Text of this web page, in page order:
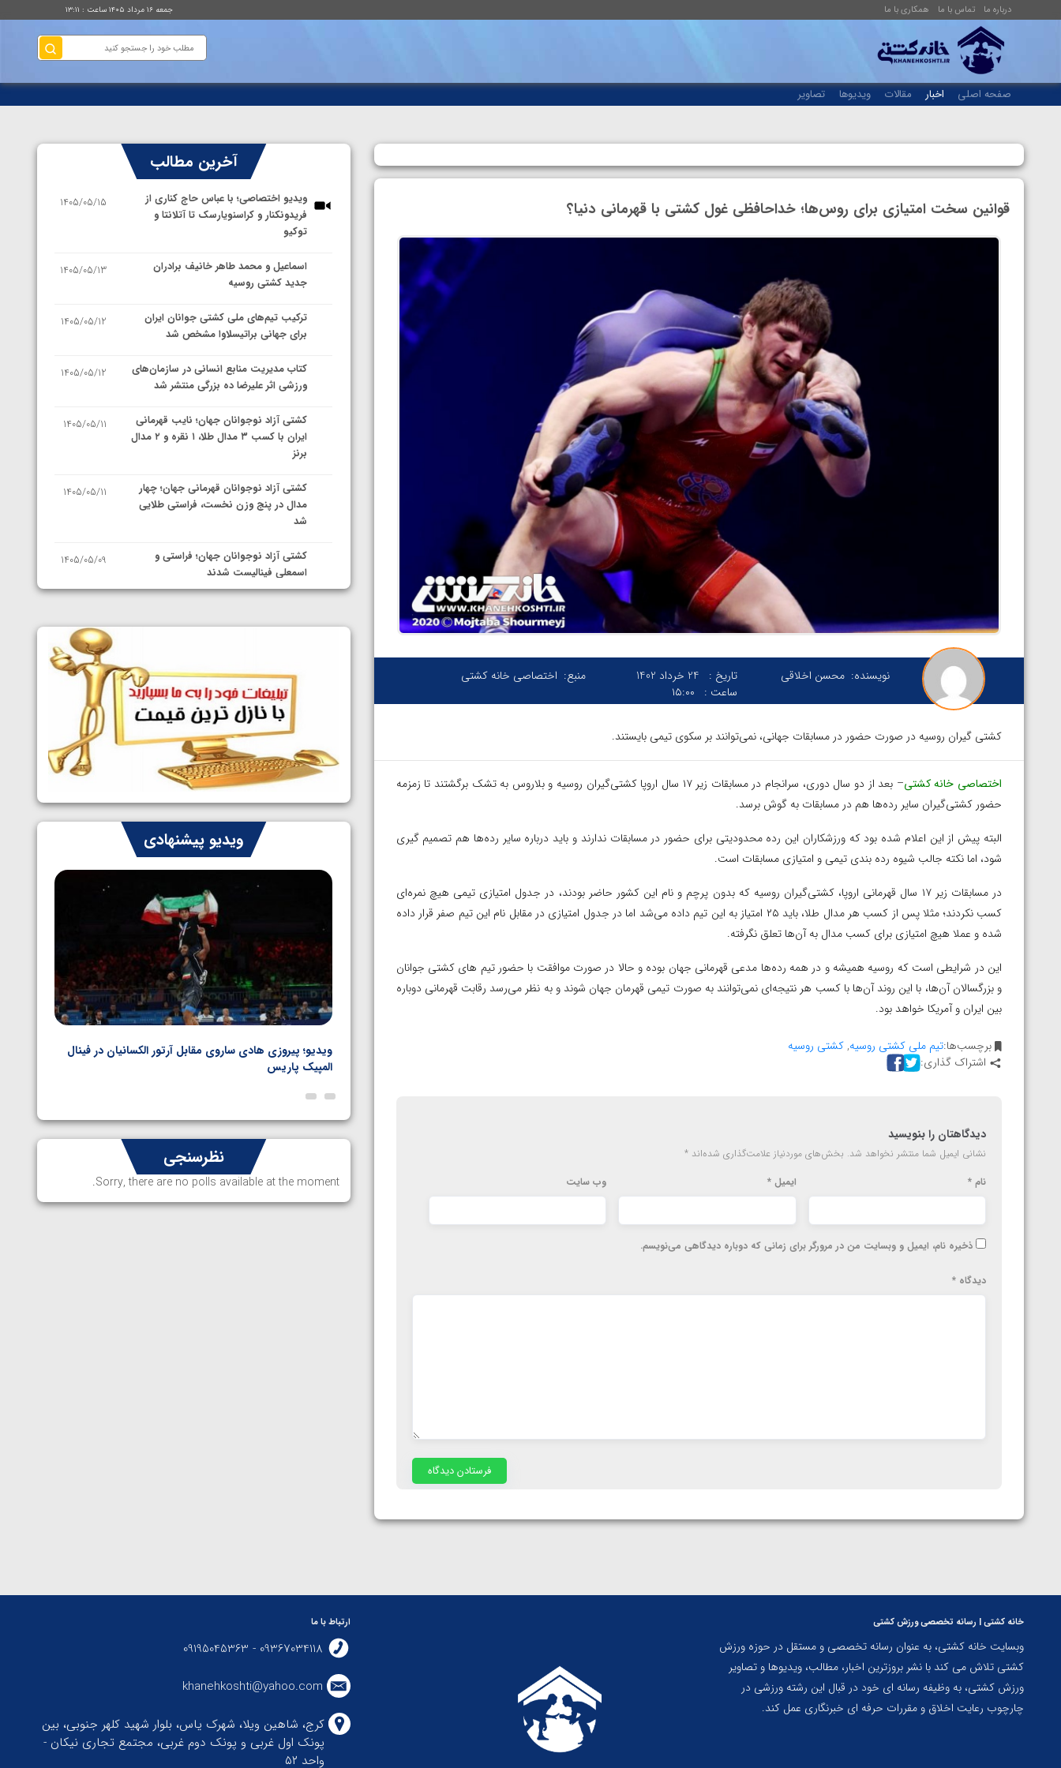
درباره ما تماس با ما همکاری با ما جمعه ۱۶ مرداد ۱۴۰۵ ساعت : ۱۳:۱۱
صفحه اصلی اخبار مقالات ویدیوها تصاویر
قوانین سخت امتیازی برای روس‌ها؛ خداحافظی غول کشتی با قهرمانی دنیا؟
نویسنده: محسن اخلاقی تاریخ :
24 خرداد 1402
ساعت :
۱۵:۰۰
منبع: اختصاصی خانه کشتی
کشتی گیران روسیه در صورت حضور در مسابقات جهانی، نمی‌توانند بر سکوی تیمی بایستند.
اختصاصی خانه کشتی
– بعد از دو سال دوری، سرانجام در مسابقات زیر ۱۷ سال اروپا کشتی‌گیران روسیه و بلاروس به تشک برگشتند تا زمزمه‌
حضور کشتی‌گیران سایر رده‌ها هم در مسابقات به گوش برسد.
البته پیش از این اعلام شده بود که ورزشکاران این رده محدودیتی برای حضور در مسابقات ندارند و باید درباره سایر رده‌ها هم تصمیم گیری
شود، اما نکته جالب شیوه رده بندی تیمی و امتیازی مسابقات است.
در مسابقات زیر ۱۷ سال قهرمانی اروپا، کشتی‌گیران روسیه که بدون پرچم و نام این کشور حاضر بودند، در جدول امتیازی تیمی هیچ نمره‌ای
کسب نکردند؛ مثلا پس از کسب هر مدال طلا، باید ۲۵ امتیاز به این تیم داده می‌شد اما در جدول امتیازی در مقابل نام این تیم صفر قرار داده
شده و عملا هیچ امتیازی برای کسب مدال به آن‌ها تعلق نگرفته.
این در شرایطی است که روسیه همیشه و در همه رده‌ها مدعی قهرمانی جهان بوده و حالا در صورت موافقت با حضور‌ تیم های کشتی جوانان
و بزرگسالان آن‌ها، با این روند آن‌ها با کسب هر نتیجه‌ای‌ نمی‌توانند به صورت تیمی قهرمان جهان شوند و به نظر می‌رسد رقابت قهرمانی دوباره
بین ایران و آمریکا خواهد بود.
برچسب‌ها:تیم ملی کشتی روسیه,کشتی روسیه
اشتراک گذاری:
دیدگاهتان را بنویسید
نشانی ایمیل شما منتشر نخواهد شد. بخش‌های موردنیاز علامت‌گذاری شده‌اند *
نام * ایمیل* وب‌ سایت
ذخیره نام، ایمیل و وبسایت من در مرورگر برای زمانی که دوباره دیدگاهی می‌نویسم.
دیدگاه *
آخرین مطالب
ویدیو اختصاصی؛ با عباس حاج کناری از
فریدونکنار و کراسنویارسک تا آتلانتا و
توکیو
1405/05/15
اسماعیل و محمد طاهر خانیف برادران
جدید کشتی روسیه
1405/05/13
ترکیب تیم‌های ملی کشتی جوانان ایران
برای جهانی براتیسلاوا مشخص شد
1405/05/12
کتاب مدیریت منابع انسانی در سازمان‌های
ورزشی اثر علیرضا ده بزرگی منتشر شد
1405/05/12
کشتی آزاد نوجوانان جهان؛ نایب قهرمانی
ایران با کسب ۳ مدال طلا، ۱ نقره و ۲ مدال
برنز
1405/05/11
کشتی آزاد نوجوانان قهرمانی جهان؛ چهار
مدال در پنج وزن نخست، فراستی طلایی
شد
1405/05/11
کشتی آزاد نوجوانان جهان؛ فراستی و
اسمعلی فینالیست شدند
1405/05/09
نمایندگان ایران مشخص شدند
سوم برای ایران
1405/05/07
ایران چشم به راه چهار مدال در پنج وزن
دوم کشتی فرنگی نوجوانان جهان
1405/05/06
ویدیو پیشنهادی
امین میرزازاده
ویدیو؛ باخت امین کاویانی نژاد مقابل مالخاز آمویان از
ارمنستان
ویدیو؛ پیروزی هادی ساروی مقابل آرتور الکسانیان در فینال
المپیک پاریس
نظرسنجی
Sorry, there are no polls available at the moment.
خانه کشتی | رسانه تخصصی ورزش کشتی
وبسایت خانه کشتی، به عنوان رسانه تخصصی و مستقل در حوزه ورزش
کشتی تلاش می کند با نشر بروزترین اخبار، مطالب، ویدیوها و تصاویر
ورزش کشتی، به وظیفه رسانه ای خود در قبال این رشته ورزشی در
چارچوب رعایت اخلاق و مقررات حرفه ای خبرنگاری عمل کند.
ارتباط با ما
09367034118 - 09195045363
khanehkoshti@yahoo.com
کرج، شاهین ویلا، شهرک یاس، بلوار شهید کلهر جنوبی، بین
پونک اول غربی و پونک دوم غربی، مجتمع تجاری نیکان -
واحد ۵۲